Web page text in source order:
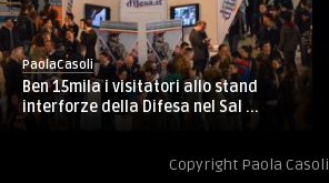
PaolaCasoli
Ben 15mila i visitatori allo stand
interforze della Difesa nel Sal ...
Copyright Paola Casoli